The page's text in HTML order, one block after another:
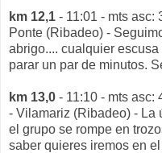
km 12,1 - 11:01 - mts asc:
Ponte (Ribadeo) -
abrigo.... cualquier
parar un par de minutos.
km 13,0 - 11:10 - mts asc:
- Vilamariz (Ribadeo) - La
el grupo se rompe en
saber quieres iremos en